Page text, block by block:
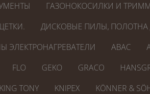
ГАЗОНОКОСИЛКИ И
ДИСКОВЫЕ ПИЛЫ, ПОЛОТНА
ЭЛЕКТРОНАГРЕВАТЕЛИ ABAC
FLO GEKO GRACO
KING TONY KNIPEX
KÖNNER &